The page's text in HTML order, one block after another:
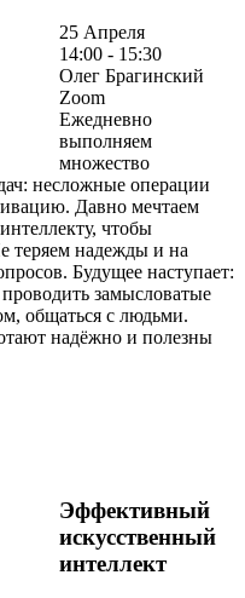
25 Апреля
14:00 - 15:30
Олег Брагинский
Zoom
Ежедневно
выполняем
множество
несложные операции
Давно мечтаем
чтобы
теряем надежды и на
Будущее наступает:
замысловатые
общаться с людьми.
надёжно и полезны
Эффективный
искусственный
интеллект